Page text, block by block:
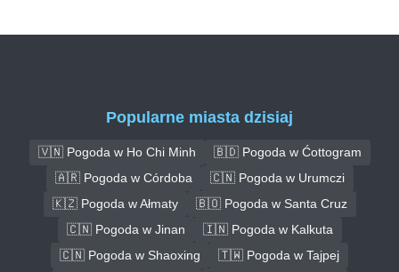
Popularne miasta dzisiaj
🇻🇳 Pogoda w Ho Chi Minh
🇧🇩 Pogoda w Ćottogram
🇦🇷 Pogoda w Córdoba
🇨🇳 Pogoda w Urumczi
🇰🇿 Pogoda w Ałmaty
🇧🇴 Pogoda w Santa Cruz
🇨🇳 Pogoda w Jinan
🇮🇳 Pogoda w Kalkuta
🇨🇳 Pogoda w Shaoxing
🇹🇼 Pogoda w Tajpej